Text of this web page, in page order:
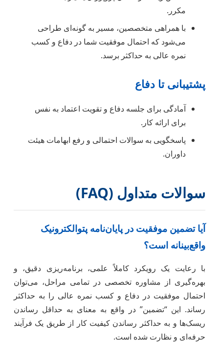
مکرر.
با همراهی متخصصین، مسیر به گونه‌ای طراحی
می‌شود که احتمال موفقیت شما در دفاع و کسب
نمره عالی به حداکثر برسد.
پشتیبانی تا دفاع
آمادگی برای جلسه دفاع و تقویت اعتماد به نفس
برای ارائه کار.
پاسخگویی به سوالات احتمالی و رفع ابهامات هیئت
داوران.
سوالات متداول (FAQ)
آیا تضمین موفقیت در پایان‌نامه پتوالکترونیک
واقع‌بینانه است؟
با رعایت یک رویکرد کاملاً علمی، برنامه‌ریزی دقیق، و
بهره‌گیری از مشاوره تخصصی در تمامی مراحل، می‌توان
احتمال موفقیت در دفاع و کسب نمره عالی را به حداکثر
رساند. این “تضمین” در واقع به معنای به حداقل رساندن
ریسک‌ها و به حداکثر رساندن کیفیت کار از طریق یک فرآیند
حرفه‌ای و نظارت شده است.